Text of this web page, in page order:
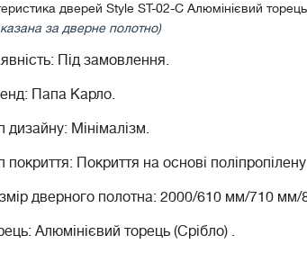
дверей Style ST-02-С Алюмінієвий
за дверне полотно)
Під замовлення.
Папа Карло.
дизайну: Мінімалізм.
покриття: Покриття на основі
дверного полотна: 2000/610 мм/710
Алюмінієвий торець (Срібло) .